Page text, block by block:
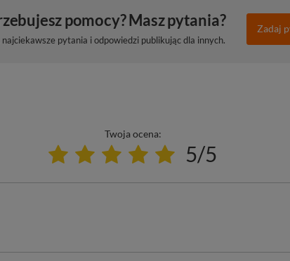
pomocy? Masz pytania?
pytania i odpowiedzi publikując dla innych.
Zadaj
Twoja ocena:
5/5